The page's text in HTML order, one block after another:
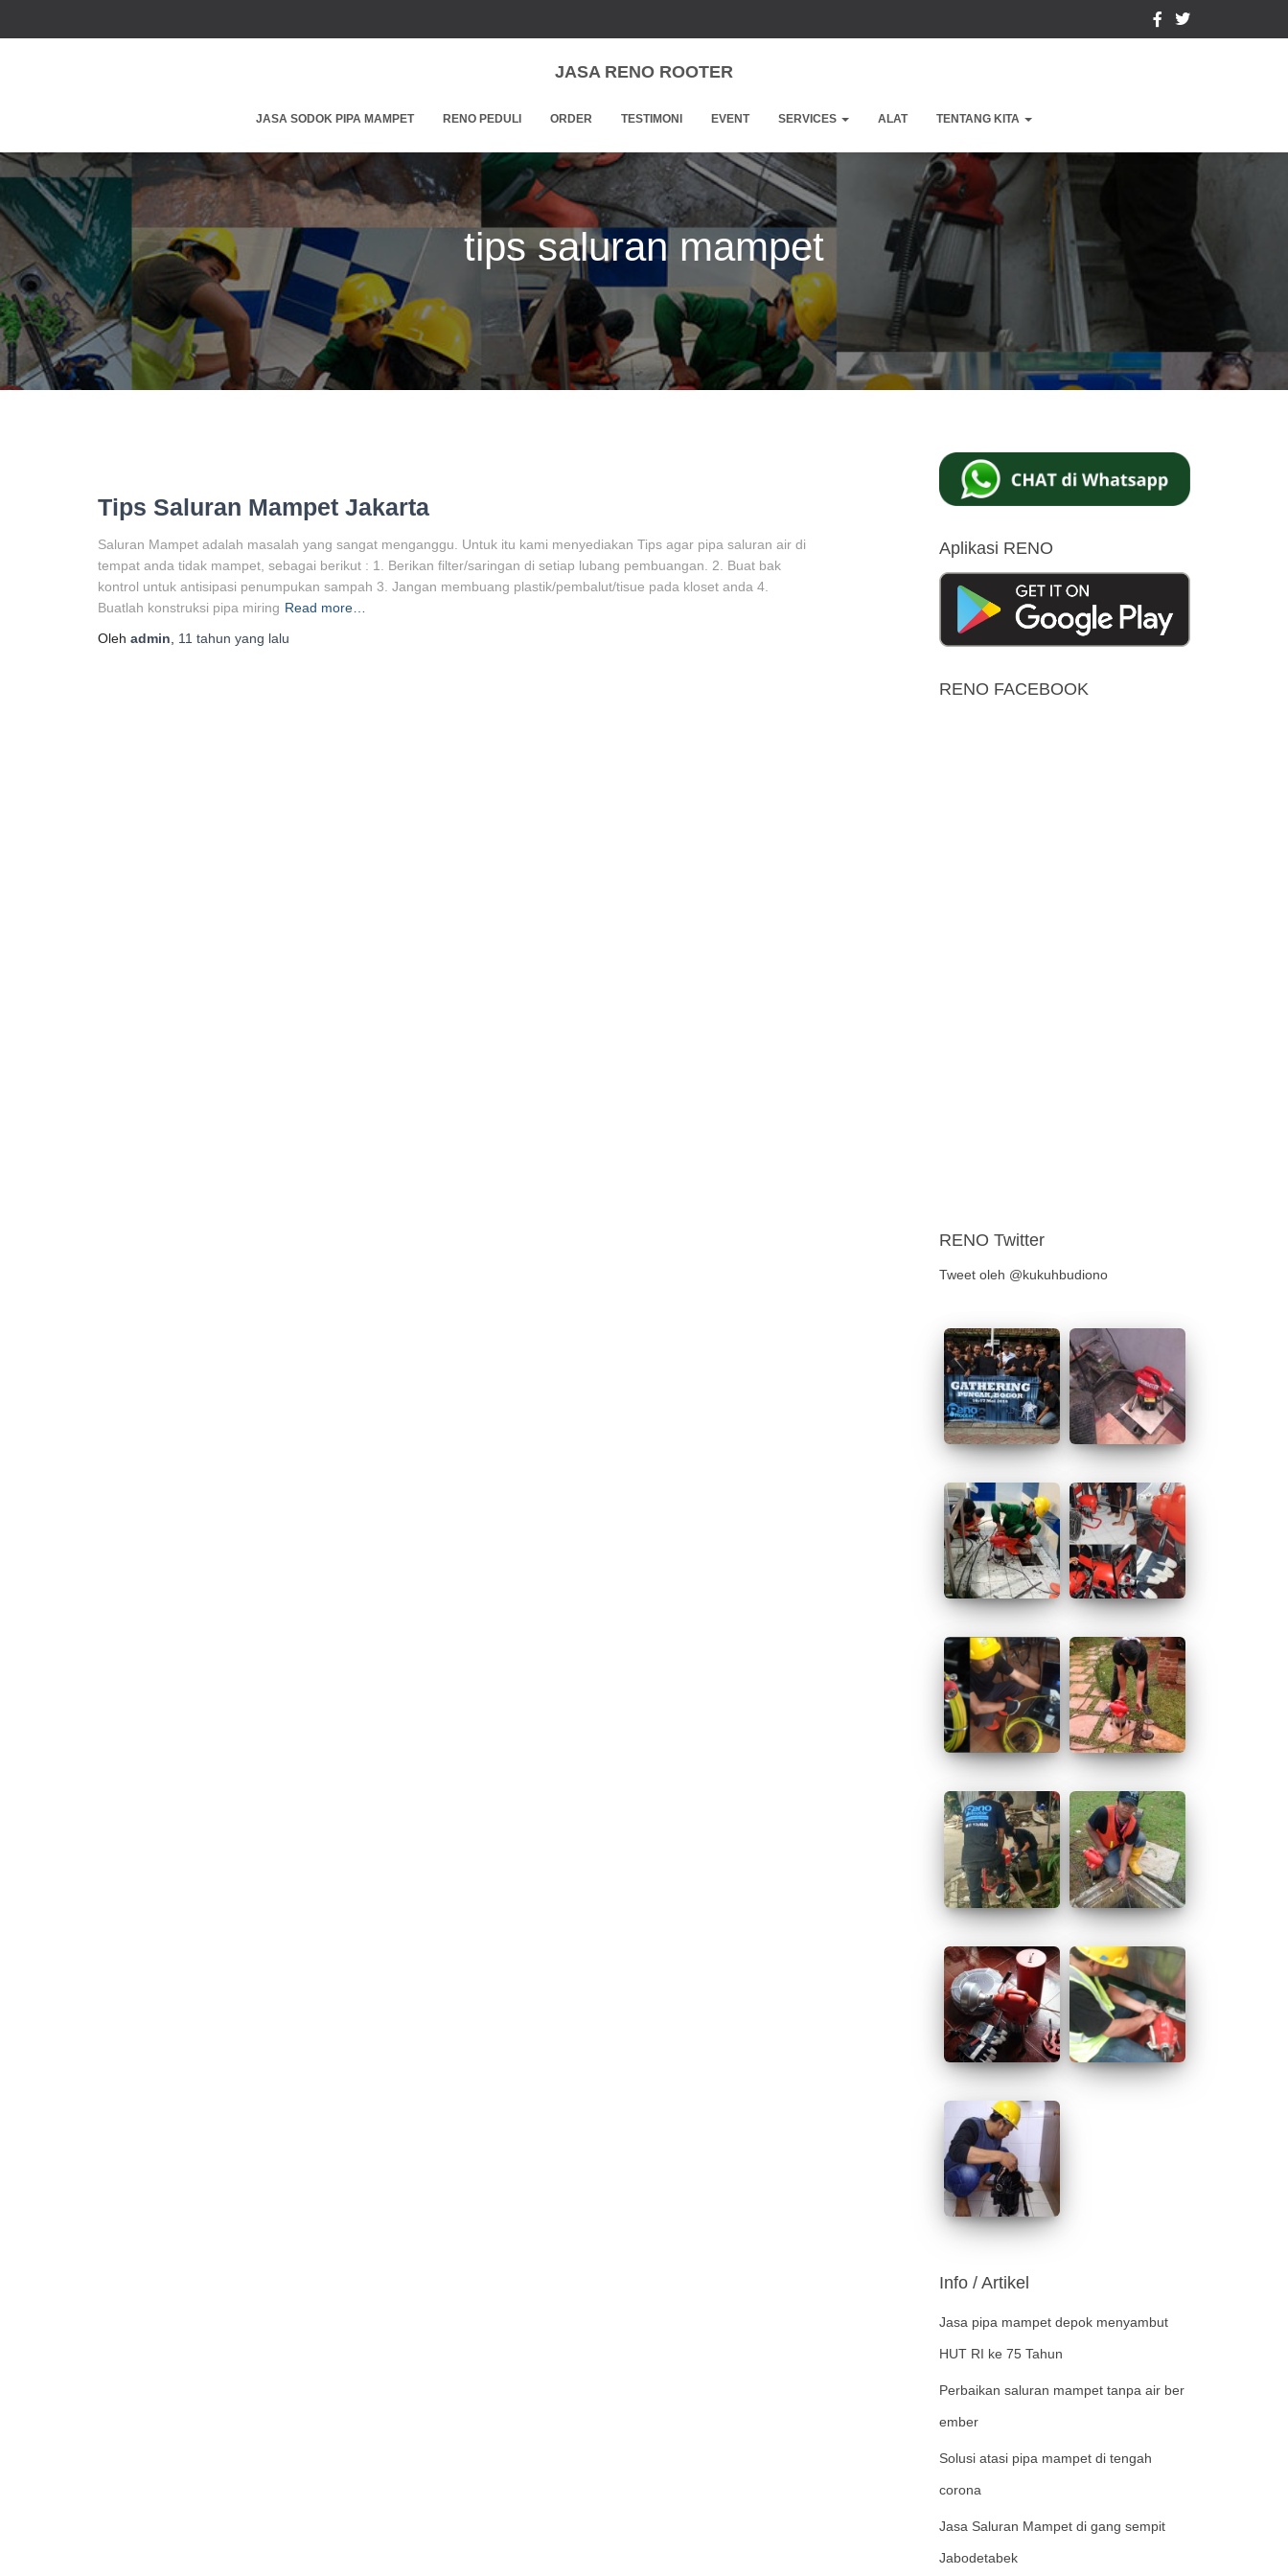
JASA RENO ROOTER
JASA SODOK PIPA MAMPET RENO PEDULI ORDER TESTIMONI EVENT SERVICES ALAT TENTANG KITA
tips saluran mampet
Tips Saluran Mampet Jakarta
Saluran Mampet adalah masalah yang sangat menganggu. Untuk itu kami menyediakan Tips agar pipa saluran air di
tempat anda tidak mampet, sebagai berikut : 1. Berikan filter/saringan di setiap lubang pembuangan. 2. Buat bak
kontrol untuk antisipasi penumpukan sampah 3. Jangan membuang plastik/pembalut/tisue pada kloset anda 4.
Buatlah konstruksi pipa miring Read more…
Oleh admin 11 tahun yang lalu
Aplikasi RENO
RENO FACEBOOK
RENO Twitter
Tweet oleh @kukuhbudiono
Info / Artikel
Jasa pipa mampet depok menyambut
HUT RI ke 75 Tahun
Perbaikan saluran mampet tanpa air ber
ember
Solusi atasi pipa mampet di tengah
corona
Jasa Saluran Mampet di gang sempit
Jabodetabek